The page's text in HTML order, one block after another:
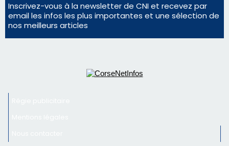
Inscrivez-vous à la newsletter de CNI et recevez par
email les infos les plus importantes et une sélection de
nos meilleurs articles